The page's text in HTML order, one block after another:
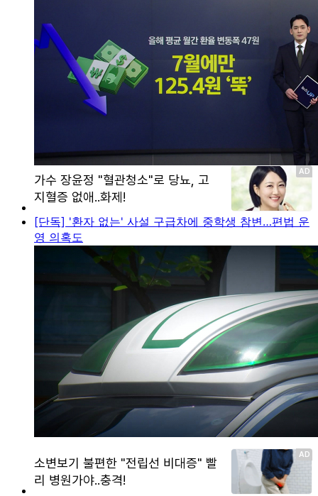
[단독] '환자 없는' 사설 구급차에 중학생 참변…편법 운
영 의혹도